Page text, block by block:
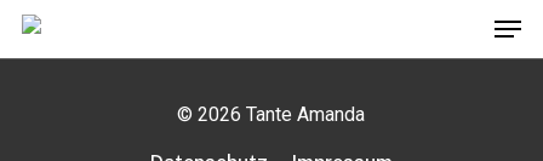
Skip
to
© 2026 Tante Amanda